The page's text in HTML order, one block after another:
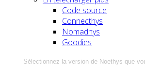
Code source
Connecthys
Nomadhys
Goodies
Sélectionnez la version de Noethys que